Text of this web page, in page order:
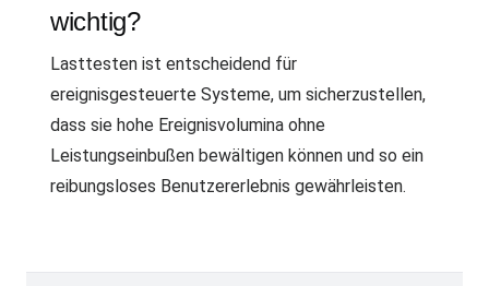
wichtig?
Lasttesten ist entscheidend für
ereignisgesteuerte Systeme, um sicherzustellen,
dass sie hohe Ereignisvolumina ohne
Leistungseinbußen bewältigen können und so ein
reibungsloses Benutzererlebnis gewährleisten.